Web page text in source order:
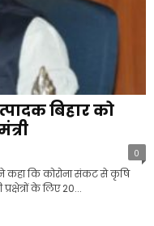
बिहार को
0
कहा कि कोरोना संकट से कृषि
के लिए 20...